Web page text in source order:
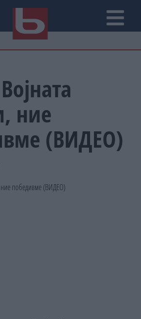
ние
(ВИДЕО)